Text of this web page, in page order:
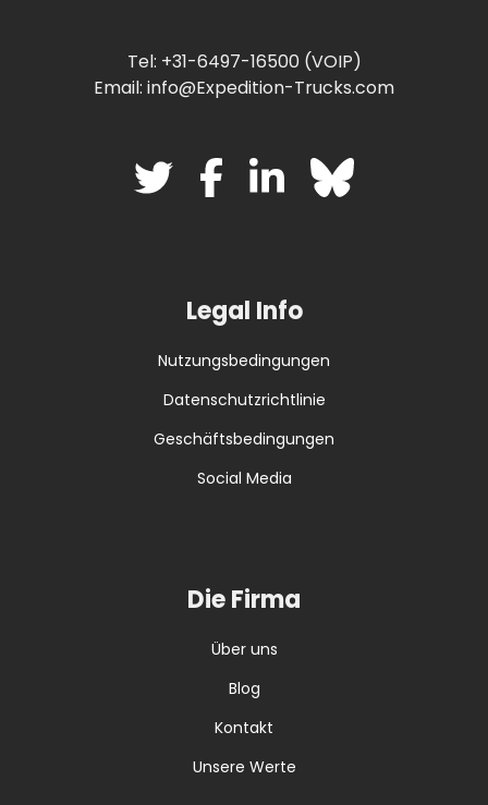
Tel: +31-6497-16500 (VOIP)
Email: info@Expedition-Trucks.com
Legal Info
Nutzungsbedingungen
Datenschutzrichtlinie
Geschäftsbedingungen
Social Media
Die Firma
Über uns
Blog
Kontakt
Unsere Werte